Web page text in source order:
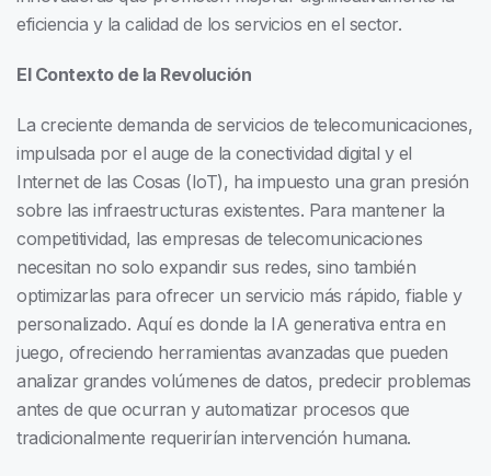
eficiencia y la calidad de los servicios en el sector.
El Contexto de la Revolución
La creciente demanda de servicios de telecomunicaciones,
impulsada por el auge de la conectividad digital y el
Internet de las Cosas (IoT), ha impuesto una gran presión
sobre las infraestructuras existentes. Para mantener la
competitividad, las empresas de telecomunicaciones
necesitan no solo expandir sus redes, sino también
optimizarlas para ofrecer un servicio más rápido, fiable y
personalizado. Aquí es donde la IA generativa entra en
juego, ofreciendo herramientas avanzadas que pueden
analizar grandes volúmenes de datos, predecir problemas
antes de que ocurran y automatizar procesos que
tradicionalmente requerirían intervención humana.